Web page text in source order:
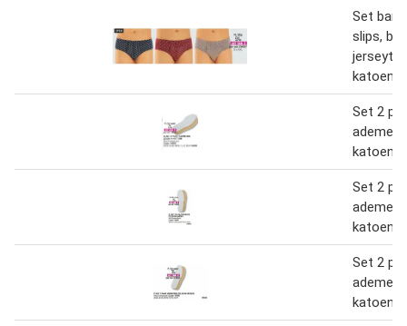
Set ban
slips,
katoen
Set 2
katoen
Set 2
katoen
Set 2
katoen